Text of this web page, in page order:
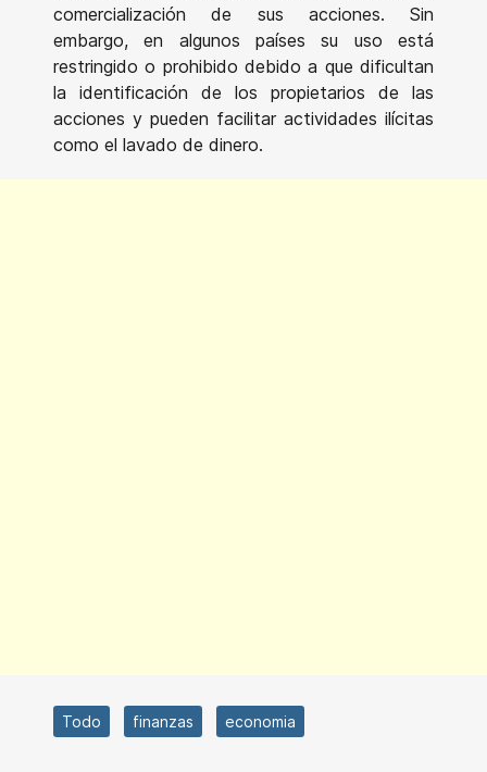
comercialización de sus acciones. Sin
embargo, en algunos países su uso está
restringido o prohibido debido a que dificultan
la identificación de los propietarios de las
acciones y pueden facilitar actividades ilícitas
como el lavado de dinero.
Todo finanzas economia